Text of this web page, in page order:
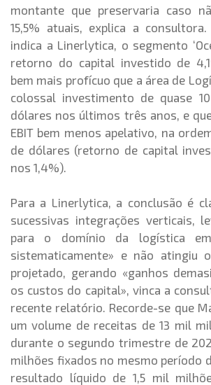
montante que preservaria caso
15,5% atuais, explica a
indica a Linerlytica, o segmento
retorno do capital investido de
bem mais profícuo que a área de
colossal investimento de quase
dólares nos últimos três anos, e
EBIT bem menos apelativo, na
de dólares (retorno de capital
nos 1,4%).
Para a Linerlytica, a conclusão é
sucessivas integrações verticais,
para o domínio da logística
sistematicamente» e não atingiu
projetado, gerando «ganhos
os custos do capital», vinca a
recente relatório. Recorde-se que
um volume de receitas de 13 mil
durante o segundo trimestre de
milhões fixados no mesmo período
resultado líquido de 1,5 mil